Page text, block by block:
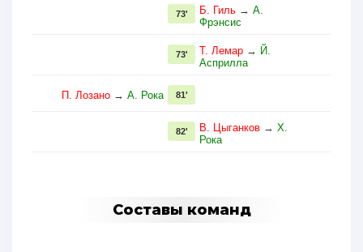
Б. Гиль → А.
Фрэнсис
73'
Т. Лемар → Й.
Асприлла
73'
П. Лозано → А. Рока 81'
В. Цыганков → Х.
Рока
82'
Составы команд